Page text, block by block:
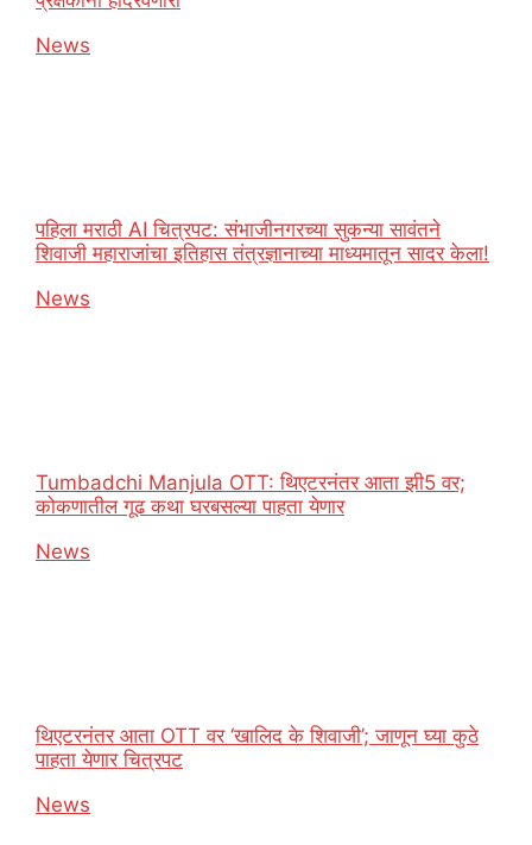
In relation to
News
पहिला मराठी AI चित्रपट: संभाजीनगरच्या सुकन्या सावंतने
शिवाजी महाराजांचा इतिहास तंत्रज्ञानाच्या माध्यमातून सादर केला!
In relation to
News
Tumbadchi Manjula OTT: थिएटरनंतर आता झी5 वर;
कोकणातील गूढ कथा घरबसल्या पाहता येणार
In relation to
News
थिएटरनंतर आता OTT वर ‘खालिद के शिवाजी’; जाणून घ्या कुठे
पाहता येणार चित्रपट
In relation to
News